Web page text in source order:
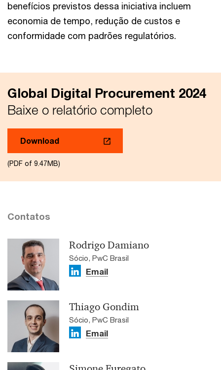
benefícios previstos dessa iniciativa incluem
economia de tempo, redução de custos e
conformidade com padrões regulatórios.
Global Digital Procurement 2024
Baixe o relatório completo
Download
(PDF of 9.47MB)
Contatos
Rodrigo Damiano
Sócio, PwC Brasil
Email
Thiago Gondim
Sócio, PwC Brasil
Email